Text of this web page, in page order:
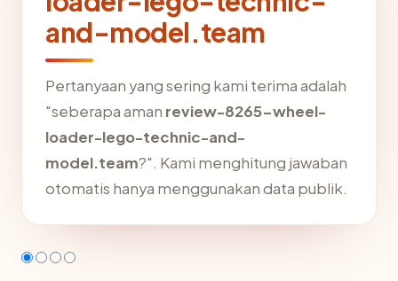
and-model.team
Pertanyaan yang sering kami terima adalah
"seberapa aman review-8265-wheel-
loader-lego-technic-and-
model.team?". Kami menghitung jawaban
otomatis hanya menggunakan data publik.